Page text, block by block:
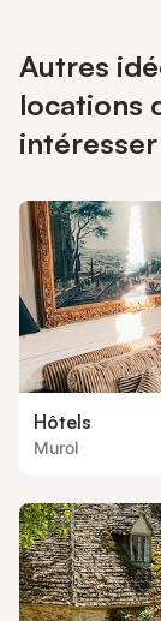
Autres
locations
Hôtels
Murol